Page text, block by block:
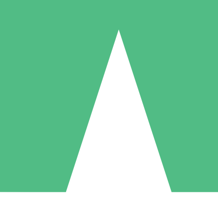
Packs de Crédits Individuels
à l'utilisation avec des crédits de téléchargement. Sans engagement
5 Téléchargements
US$